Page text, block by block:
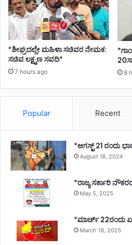
ತಿ
ಯಿಂ
ದ
ಮು
ಖ್
ಯ
ಮಂ
ನ
*ಶೀಘ್ರದಲ್ಲೇ ಮಹಿಳಾ ಸಚಿವರ ನೇಮಕ:
ಸಚಿವ ಲಕ್ಷ್ಮಣ ಸವದಿ*
7 hours ago 8
Popular Recent
*ಆಗಸ್ಟ್ 21 ರಂದು
August 18, 2024
*ರಾಜ್ಯ ಸರ್ಕಾರಿ
May 5, 2025
*ಮಾರ್ಚ್ 22ರಂದು
March 18, 2025